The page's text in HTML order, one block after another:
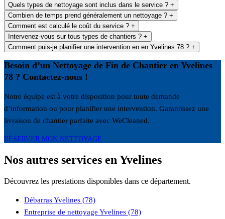
Quels types de nettoyage sont inclus dans le service ? +
Combien de temps prend généralement un nettoyage ? +
Comment est calculé le coût du service ? +
Intervenez-vous sur tous types de chantiers ? +
Comment puis-je planifier une intervention en en Yvelines 78 ? +
Besoin d’un Nettoyage de Fin de Chantier en Yvelines
78 ? Contactez-nous !
Notre équipe est à votre disposition pour toute demande
d’information ou pour planifier une intervention. Garantissez une
livraison de chantier parfaite avec WeCleaned.
RÉSERVER MON NETTOYAGE
Nos autres services en Yvelines
Découvrez les prestations disponibles dans ce département.
Débarras Yvelines (78)
Entreprise de nettoyage Yvelines (78)